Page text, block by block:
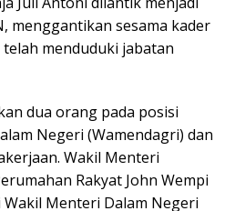
menggantikan sesama kader
telah menduduki jabatan
dua orang pada posisi
Negeri (Wamendagri) dan
Wakil Menteri
Rakyat John Wempi
Menteri Dalam Negeri